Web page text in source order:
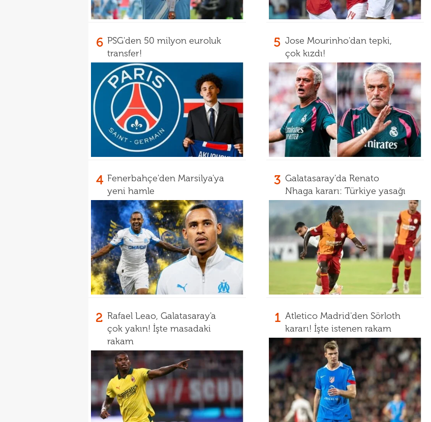
6 PSG'den 50 milyon euroluk
transfer!
5 Jose Mourinho'dan tepki,
çok kızdı!
4 Fenerbahçe'den Marsilya'ya
yeni hamle
3 Galatasaray'da Renato
Nhaga kararı: Türkiye yasağı
2 Rafael Leao, Galatasaray'a
çok yakın! İşte masadaki
rakam
1 Atletico Madrid'den Sörloth
kararı! İşte istenen rakam